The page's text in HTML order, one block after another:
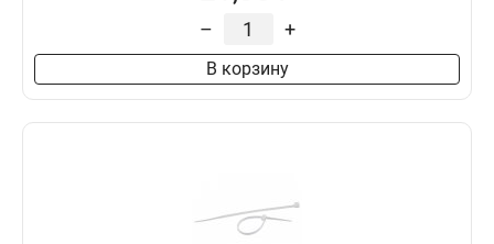
– +
В корзину